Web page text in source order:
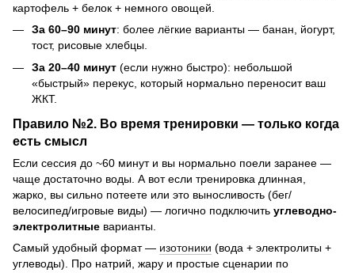
картофель + белок + немного овощей.
За 60–90 минут: более лёгкие варианты — банан, йогурт,
тост, рисовые хлебцы.
За 20–40 минут (если нужно быстро): небольшой
«быстрый» перекус, который нормально переносит ваш
ЖКТ.
Правило №2. Во время тренировки — только когда
есть смысл
Если сессия до ~60 минут и вы нормально поели заранее —
чаще достаточно воды. А вот если тренировка длинная,
жарко, вы сильно потеете или это выносливость (бег/
велосипед/игровые виды) — логично подключить углеводно-
электролитные варианты.
Самый удобный формат — изотоники (вода + электролиты +
углеводы). Про натрий, жару и простые сценарии по